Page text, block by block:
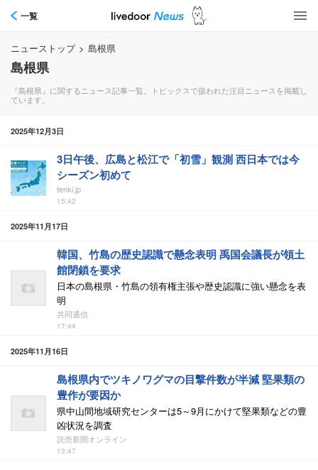
一覧
ニューストップ > 島根県
島根県
『島根県』に関するニュース記事一覧。トピックスで扱われた注目ニュースを掲載し
ています。
2025年12月3日
3日午後、広島と松江で「初雪」観測 西日本では今
シーズン初めて
tenki.jp
15:42
2025年11月17日
韓国、竹島の歴史認識で懸念表明 禹国会議長が領土
館閉鎖を要求
日本の島根県・竹島の領有権主張や歴史認識に強い懸念を表
明
共同通信
17:44
2025年11月16日
島根県内でツキノワグマの目撃件数が半減 堅果類の
豊作が要因か
県中山間地域研究センターは5～9月にかけて堅果類などの豊
凶状況を調査
読売新聞オンライン
13:47